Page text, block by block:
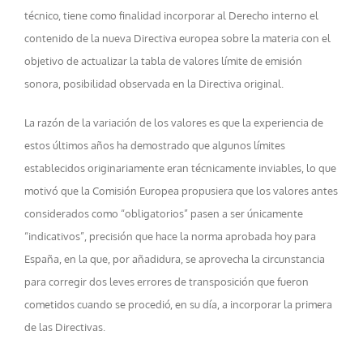
técnico, tiene como finalidad incorporar al Derecho interno el
contenido de la nueva Directiva europea sobre la materia con el
objetivo de actualizar la tabla de valores límite de emisión
sonora, posibilidad observada en la Directiva original.
La razón de la variación de los valores es que la experiencia de
estos últimos años ha demostrado que algunos límites
establecidos originariamente eran técnicamente inviables, lo que
motivó que la Comisión Europea propusiera que los valores antes
considerados como “obligatorios” pasen a ser únicamente
“indicativos”, precisión que hace la norma aprobada hoy para
España, en la que, por añadidura, se aprovecha la circunstancia
para corregir dos leves errores de transposición que fueron
cometidos cuando se procedió, en su día, a incorporar la primera
de las Directivas.